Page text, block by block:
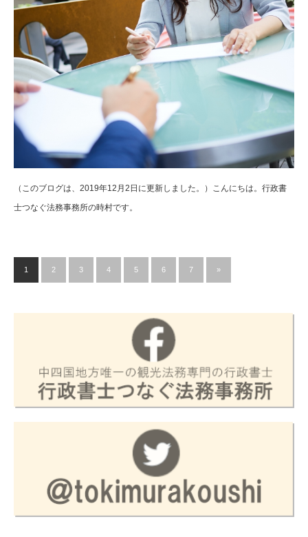
（このブログは、2019年12月2日に更新しました。）こんにちは。行政書
士つなぐ法務事務所の時村です。
1 2 3 4 5 6 7 »